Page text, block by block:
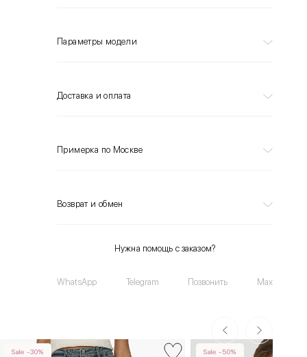
Параметры модели
Доставка и оплата
Примерка по Москве
Возврат и обмен
Нужна помощь с заказом?
WhatsApp Telegram Позвонить Max
Sale -30% Sale -50%